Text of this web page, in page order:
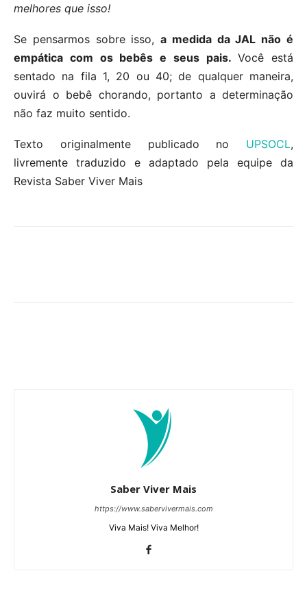
melhores que isso!
Se pensarmos sobre isso,a medida da JAL não é
empática com os bebês e seus pais.Você está
sentado na fila 1, 20 ou 40; de qualquer maneira,
ouvirá o bebê chorando, portanto a determinação
não faz muito sentido.
Texto originalmente publicado no UPSOCL,
livremente traduzido e adaptado pela equipe da
Revista Saber Viver Mais
Saber Viver Mais
https://www.sabervivermais.com
Viva Mais! Viva Melhor!